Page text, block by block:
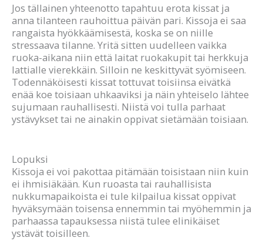
Jos tällainen yhteenotto tapahtuu erota kissat ja
anna tilanteen rauhoittua päivän pari. Kissoja ei saa
rangaista hyökkäämisestä, koska se on niille
stressaava tilanne. Yritä sitten uudelleen vaikka
ruoka-aikana niin että laitat ruokakupit tai herkkuja
lattialle vierekkäin. Silloin ne keskittyvät syömiseen.
Todennäköisesti kissat tottuvat toisiinsa eivätkä
enää koe toisiaan uhkaaviksi ja näin yhteiselo lähtee
sujumaan rauhallisesti. Niistä voi tulla parhaat
ystävykset tai ne ainakin oppivat sietämään toisiaan.
Lopuksi
Kissoja ei voi pakottaa pitämään toisistaan niin kuin
ei ihmisiäkään. Kun ruoasta tai rauhallisista
nukkumapaikoista ei tule kilpailua kissat oppivat
hyväksymään toisensa ennemmin tai myöhemmin ja
parhaassa tapauksessa niistä tulee elinikäiset
ystävät toisilleen.